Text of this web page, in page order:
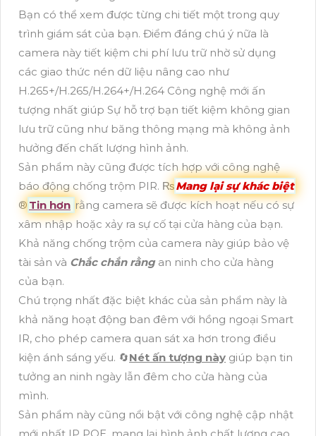
Bạn có thể xem được từng chi tiết một trong quy
trình giám sát của bạn. Điểm đáng chú ý nữa là
camera này tiết kiệm chi phí lưu trữ nhờ sử dụng
các giao thức nén dữ liệu nâng cao như
H.265+/H.265/H.264+/H.264 Công nghệ mới ấn
tượng nhất giúp Sự hỗ trợ bạn tiết kiệm không gian
lưu trữ cũng như băng thông mạng mà không ảnh
hưởng đến chất lượng hình ảnh.
Sản phẩm này cũng được tích hợp với công nghệ
báo động chống trộm PIR. ₨Mang lại sự khác biệt
®️ Tin hơn rằng camera sẽ được kích hoạt nếu có sự
xâm nhập hoặc xảy ra sự cố tại cửa hàng của bạn.
Khả năng chống trộm của camera này giúp bảo vệ
tài sản và Chắc chắn rằngan ninh cho cửa hàng
của bạn.
Chú trọng nhất đặc biệt khác của sản phẩm này là
khả năng hoạt động ban đêm với hồng ngoại Smart
IR, cho phép camera quan sát xa hơn trong điều
kiện ánh sáng yếu. 🔄Nét ấn tượng này giúp bạn tin
tưởng an ninh ngày lẫn đêm cho cửa hàng của
mình.
Sản phẩm này cũng nổi bật với công nghệ cập nhật